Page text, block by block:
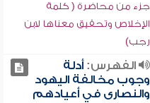
جزء من محاضرة ( كلمة
الإخلاص وتحقيق معناها لابن
رجب)
الفهرس:أدلة
وجوب مخالفة اليهود
والنصارى في أعيادهم